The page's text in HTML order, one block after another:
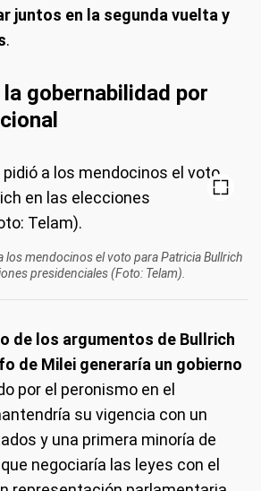
juntos en la segunda vuelta y
.
gobernabilidad por
los mendocinos el voto para Patricia Bullrich
presidenciales (Foto: Telam).
de los argumentos de Bullrich
de Milei generaría un gobierno
por el peronismo en el
su vigencia con un
y una primera minoría de
negociaría las leyes con el